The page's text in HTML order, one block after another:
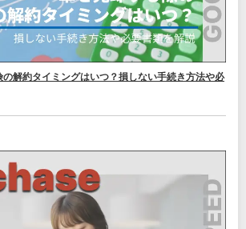
解約タイミングはいつ？損しない手続き方法や必